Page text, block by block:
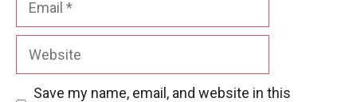
Website
Save my name, email, and website in this